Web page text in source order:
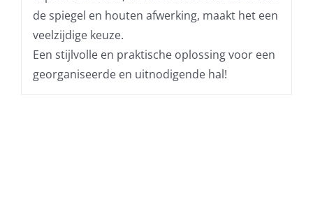
de spiegel en houten afwerking, maakt het een
veelzijdige keuze.
Een stijlvolle en praktische oplossing voor een
georganiseerde en uitnodigende hal!